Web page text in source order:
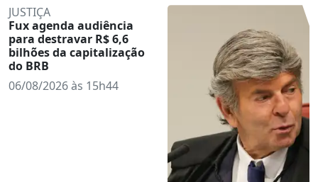
JUSTIÇA
Fux agenda audiência
para destravar R$ 6,6
bilhões da capitalização
do BRB
06/08/2026 às 15h44